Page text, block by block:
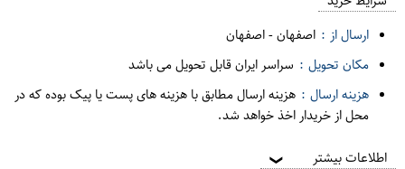
ف
ر
ارسال از : اصفهان-اصفهان
مکان تحویل : سراسر ایران قابل تحویل می باشد
هزینه ارسال : هزینه ارسال مطابق با هزینه های پست یا پیک بوده که در
محل از خریدار اخذ خواهد شد.
اطلاعات بیشتر ❯